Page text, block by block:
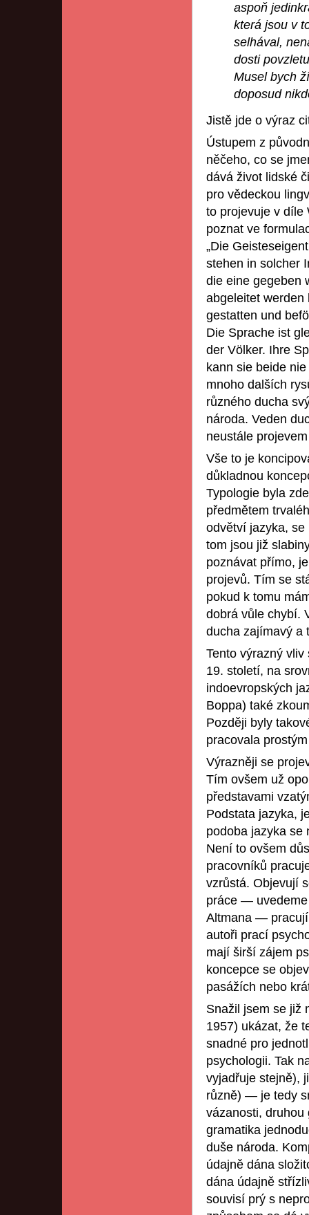
aspoň
která jsou v
selhával,
dosti
Musel bych
doposud
Jistě jde o výraz
Ústupem z
něčeho, co se
dává život lidské
pro vědeckou
to projevuje v díle
poznat ve
„Die
stehen in solcher
die eine gegeben
abgeleitet werden
gestatten und
Die Sprache ist
der Völker. Ihre
kann sie beide
mnoho dalších
různého ducha
národa. Veden
neustále
Vše to je
důkladnou
Typologie byla
předmětem
odvětví jazyka, se
tom jsou již
poznávat přímo,
projevů. Tím se
pokud k tomu
dobrá vůle chybí.
ducha zajímavý a
Tento výrazný
19. století, na
indoevropských
Boppa) také
Později byly
pracovala
Výrazněji se
Tím ovšem už
představami
Podstata jazyka,
podoba jazyka se
Není to ovšem
pracovníků
vzrůstá. Objevují
práce — uvedeme
Altmana — pracují
autoři prací
mají širší zájem
koncepce se
pasážích nebo
Snažil jsem se již
1957) ukázat, že
snadné pro
psychologii. Tak
vyjadřuje stejně),
různě) — je tedy
vázanosti, druhou
gramatika
duše národa.
údajně dána
dána údajně
souvisí prý s